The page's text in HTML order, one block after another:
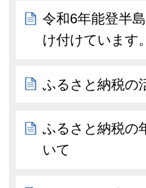
令和6年能登半
け付けています。
ふるさと納税の
ふるさと納税の
いて